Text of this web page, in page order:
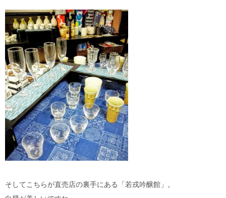
そしてこちらが直売店の裏手にある「若戎吟醸館」。